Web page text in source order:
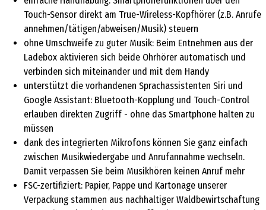
Touch-Sensor direkt am True-Wireless-Kopfhörer (z.B. Anrufe
annehmen/tätigen/abweisen/Musik) steuern
ohne Umschweife zu guter Musik: Beim Entnehmen aus der
Ladebox aktivieren sich beide Ohrhörer automatisch und
verbinden sich miteinander und mit dem Handy
unterstützt die vorhandenen Sprachassistenten Siri und
Google Assistant: Bluetooth-Kopplung und Touch-Control
erlauben direkten Zugriff - ohne das Smartphone halten zu
müssen
dank des integrierten Mikrofons können Sie ganz einfach
zwischen Musikwiedergabe und Anrufannahme wechseln.
Damit verpassen Sie beim Musikhören keinen Anruf mehr
FSC-zertifiziert: Papier, Pappe und Kartonage unserer
Verpackung stammen aus nachhaltiger Waldbewirtschaftung